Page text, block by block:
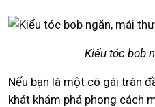
Kiểu tóc bob
Nếu bạn là một cô gái tràn
khát khám phá phong cách